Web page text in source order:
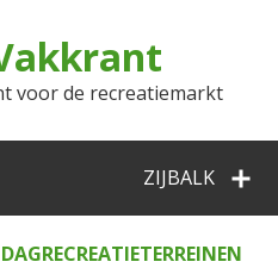
voor de recreatiemarkt
ZIJBALK